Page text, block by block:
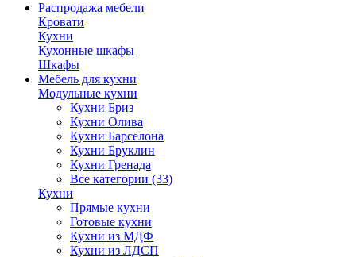
Распродажа мебели
Кровати
Кухни
Кухонные шкафы
Шкафы
Мебель для кухни
Модульные кухни
Кухни Бриз
Кухни Олива
Кухни Барселона
Кухни Бруклин
Кухни Гренада
Все категории (33)
Кухни
Прямые кухни
Готовые кухни
Кухни из МДФ
Кухни из ЛДСП